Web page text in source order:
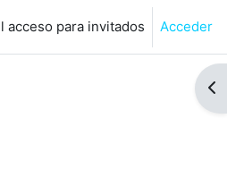
acceso para invitados Acceder